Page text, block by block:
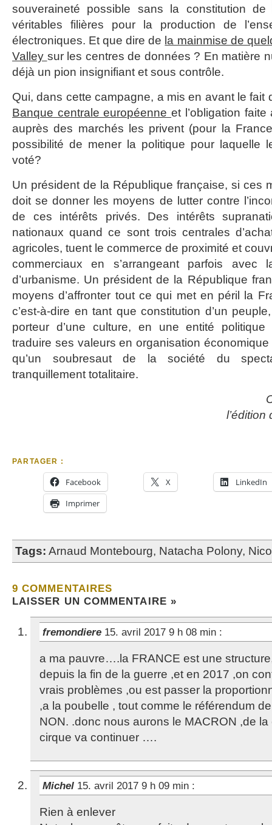
souveraineté possible sans la constitution de
véritables filières pour la production de
électroniques. Et que dire de la mainmise de
Valley sur les centres de données ? En matière
déjà un pion insignifiant et sous contrôle.
Qui, dans cette campagne, a mis en avant le fait
Banque centrale européenneet l’obligation
auprès des marchés les privent (pour la
possibilité de mener la politique pour laquelle
voté?
Un président de la République française, si ces
doit se donner les moyens de lutter contre
de ces intérêts privés. Des intérêts
nationaux quand ce sont trois centrales
agricoles, tuent le commerce de proximité et
commerciaux en s’arrangeant parfois
d’urbanisme. Un président de la République
moyens d’affronter tout ce qui met en péril la
c’est-à-dire en tant que constitution d’un
porteur d’une culture, en une entité
traduire ses valeurs en organisation économique
qu’un soubresaut de la société du
tranquillement totalitaire.
PARTAGER :
Facebook X
LinkedIn
Imprimer
Tags: Arnaud Montebourg, Natacha Polony,
9 COMMENTAIRES
LAISSER UN COMMENTAIRE »
fremondiere 15. avril 2017 9 h 08 min :
a ma pauvre….la FRANCE est une
depuis la fin de la guerre ,et en 2017 ,on
vrais problèmes ,ou est passer la
,a la poubelle , tout comme le référendum
NON. .donc nous aurons le MACRON ,de
cirque va continuer ….
Michel 15. avril 2017 9 h 09 min :
Rien à enlever